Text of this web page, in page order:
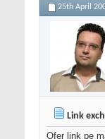
25th April
Link
Ofer link pe